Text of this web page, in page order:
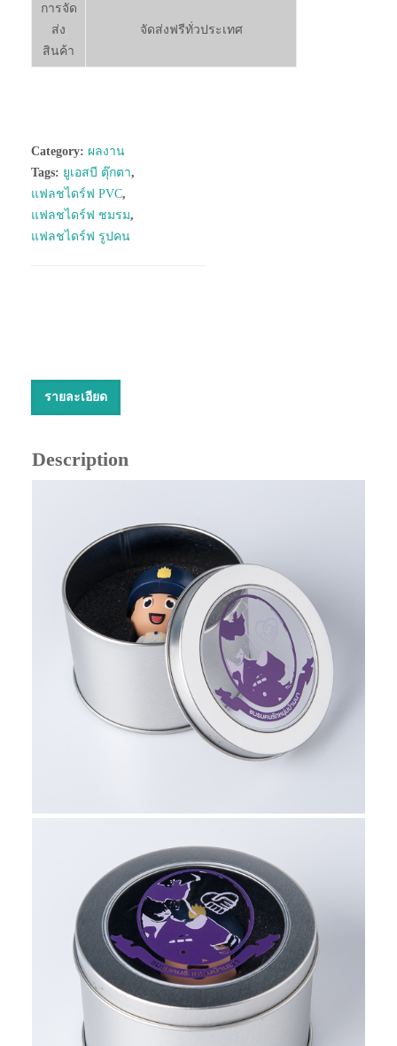
การจัด
ส่ง
สินค้า
จัดส่งฟรีทั่วประเทศ
Category: ผลงาน
Tags: ยูเอสบี ตุ๊กตา,
แฟลชไดร์ฟ PVC,
แฟลชไดร์ฟ ชมรม,
แฟลชไดร์ฟ รูปคน
รายละเอียด
Description